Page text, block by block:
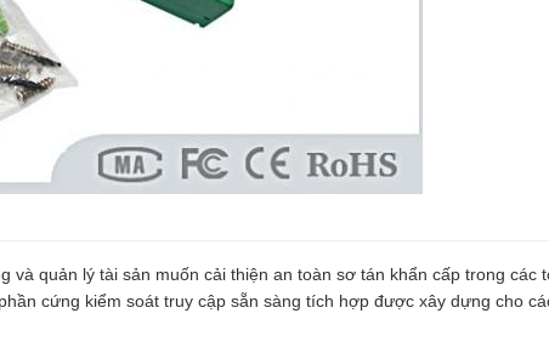
quản lý tài sản muốn cải thiện an toàn sơ tán khẩn cấp trong các
cứng kiểm soát truy cập sẵn sàng tích hợp được xây dựng cho